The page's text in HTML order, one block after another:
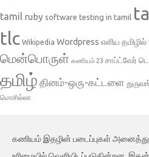
tamil ruby software testing in tamil
tlc Wikipedia Wordpress எளிய
மென்பொருள் கணியம் 23 சாப்ட்வேர்
தமிழ் தினம்-ஒரு-கட்டளை
மொசில்லா
கணியம் இதழின் படைப்புகள்